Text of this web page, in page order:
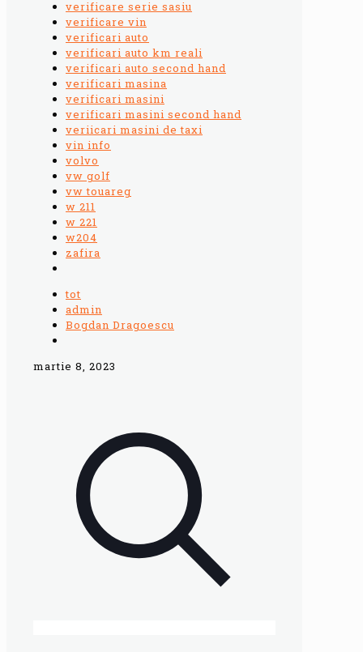
verificare serie sasiu
verificare vin
verificari auto
verificari auto km reali
verificari auto second hand
verificari masina
verificari masini
verificari masini second hand
veriicari masini de taxi
vin info
volvo
vw golf
vw touareg
w 211
w 221
w204
zafira
tot
admin
Bogdan Dragoescu
martie 8, 2023